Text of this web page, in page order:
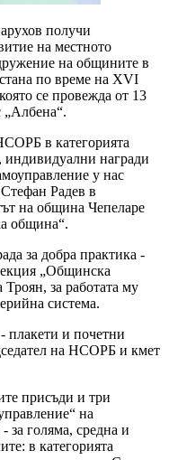
получи
на местното
на общините в
по време на XVI
се провежда от 13
„Албена“.
в категорията
награди
у нас
Радев в
на община Чепеларе
община“.
за добра практика -
„Общинска
за работата му
система.
плакети и почетни
на НСОРБ и кмет
присъди и три
на
за голяма, средна и
в категорията